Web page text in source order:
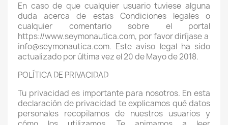
En caso de que cualquier usuario tuviese alguna
duda acerca de estas Condiciones legales o
cualquier comentario sobre el portal
https://www.seymonautica.com, por favor diríjase a
info@seymonautica.com. Este aviso legal ha sido
actualizado por última vez el 20 de Mayo de 2018.
POLÍTICA DE PRIVACIDAD
Tu privacidad es importante para nosotros. En esta
declaración de privacidad te explicamos qué datos
personales recopilamos de nuestros usuarios y